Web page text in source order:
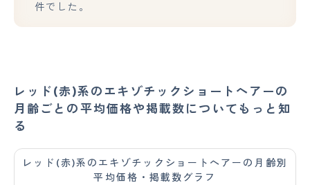
件でした。
レッド(赤)系のエキゾチックショートヘアーの
月齢ごとの平均価格や掲載数についてもっと知
る
レッド(赤)系のエキゾチックショートヘアーの月齢別
平均価格・掲載数グラフ